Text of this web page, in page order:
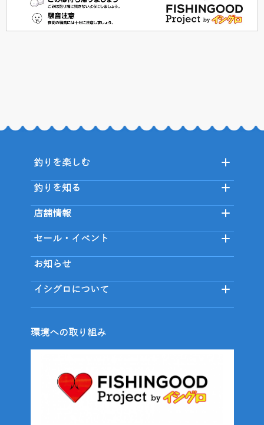
釣りを楽しむ
釣りを知る
店舗情報
セール・イベント
お知らせ
イシグロについて
環境への取り組み